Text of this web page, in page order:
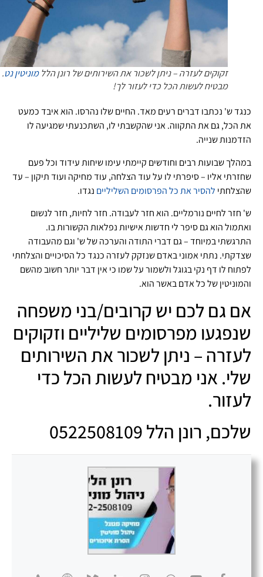
זקוקים לעזרה – ניתן לשכור את השירותים של רונן הללמוניטין נט.
מבטיח לעשות הכל כדי לעזור לך!
כנגד ש' נכתבו דברים רעים מאד. החיים שלו נהרסו. הוא איבד כמעט
את הכל, גם את התקווה. אני שהקשבתי לו, השתכנעתי שמגיעה לו
הזדמנות שנייה.
במהלך שבועות רבים וחודשים קיימתי עימו שיחות עידוד וכל פעם
שחזרתי אליו – סיפרתי לו על עוד הצלחה, עוד מחיקה ועוד תיקון – עד
שהצלחתילהסיר את כל הפרסומים השלילייםנגדו.
ש' חזר לחיים נורמליים. הוא חזר לעבודה. חזר לחיות, חזר לנשום
ואתמול הוא גם סיפר לי חדשות אישיות נפלאות הקשורות בו.
התרגשתי במיוחד – גם דברי התודה והערכה של ש' וגם מהעבודה
שצדקתי. נתתי אמוני באדם שנזקק לעזרה כנגד כל הסיכויים והצלחתי
לפתוח לו דף נקי בגוגל ולשמור על שמו כי אין דבר יותר חשוב מהשם
והמוניטין של כל אדם באשר הוא.
אם גם לכם יש קרובים/בני משפחה
שנפגעו מפרסומים שליליים וזקוקים
לעזרה – ניתן לשכור את השירותים
שלי. אני מבטיח לעשות הכל כדי
לעזור.
שלכם, רונן הלל 0522508109